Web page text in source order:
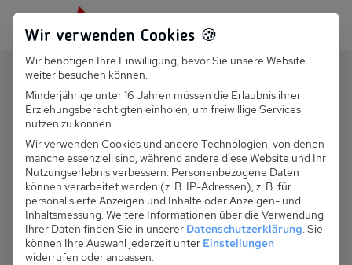
Persönlich für dich da: +49 251 899 050
Suchfeld
Suchen
D 020.042 - Aktivurlaub - Perfekt
für Radfahrer und Wanderer "Fewo
Nr. 5"
Wir verwenden Cookies 🍪
Wir benötigen Ihre Einwilligung, bevor Sie unsere Website
weiter besuchen können.
Minderjährige unter 16 Jahren müssen die Erlaubnis ihrer
Erziehungsberechtigten einholen, um freiwillige Services
nutzen zu können.
Wir verwenden Cookies und andere Technologien, von denen
manche essenziell sind, während andere diese Website und Ihr
Nutzungserlebnis verbessern. Personenbezogene Daten
können verarbeitet werden (z. B. IP-Adressen), z. B. für
personalisierte Anzeigen und Inhalte oder Anzeigen- und
Inhaltsmessung. Weitere Informationen über die Verwendung
Ihrer Daten finden Sie in unserer Datenschutzerklärung. Sie
können Ihre Auswahl jederzeit unter Einstellungen
widerrufen oder anpassen.